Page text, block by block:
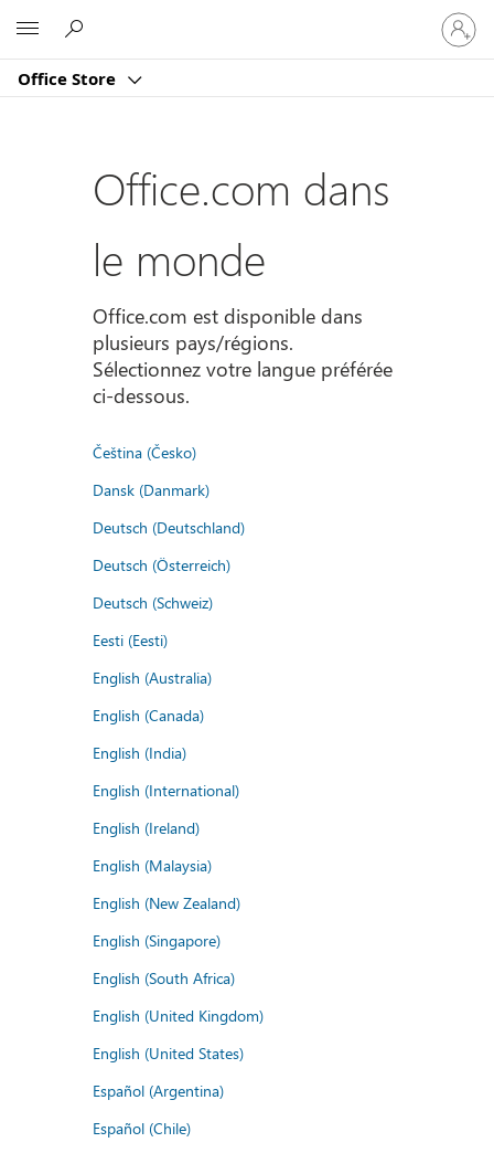
Office Store
vous
à
compte
Office.com dans
le monde
Office.com est disponible dans
plusieurs pays/régions.
Sélectionnez votre langue préférée
ci-dessous.
Čeština (Česko)
Dansk (Danmark)
Deutsch (Deutschland)
Deutsch (Österreich)
Deutsch (Schweiz)
Eesti (Eesti)
English (Australia)
English (Canada)
English (India)
English (International)
English (Ireland)
English (Malaysia)
English (New Zealand)
English (Singapore)
English (South Africa)
English (United Kingdom)
English (United States)
Español (Argentina)
Español (Chile)